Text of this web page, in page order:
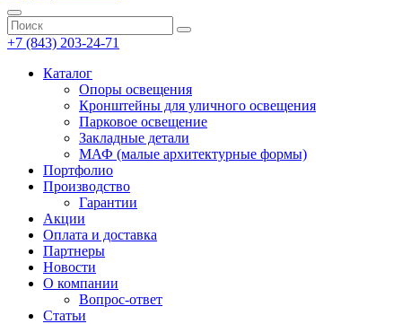
+7 (843) 203-24-71
Каталог
Опоры освещения
Кронштейны для уличного освещения
Парковое освещение
Закладные детали
МАФ (малые архитектурные формы)
Портфолио
Производство
Гарантии
Акции
Оплата и доставка
Партнеры
Новости
О компании
Вопрос-ответ
Статьи